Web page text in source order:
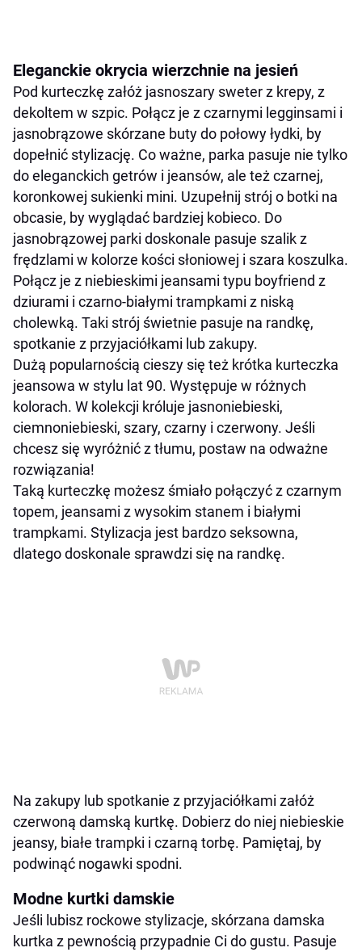
Eleganckie okrycia wierzchnie na jesień
Pod kurteczkę załóż jasnoszary sweter z krepy, z
dekoltem w szpic. Połącz je z czarnymi legginsami i
jasnobrązowe skórzane buty do połowy łydki, by
dopełnić stylizację. Co ważne, parka pasuje nie tylko
do eleganckich getrów i jeansów, ale też czarnej,
koronkowej sukienki mini. Uzupełnij strój o botki na
obcasie, by wyglądać bardziej kobieco. Do
jasnobrązowej parki doskonale pasuje szalik z
frędzlami w kolorze kości słoniowej i szara koszulka.
Połącz je z niebieskimi jeansami typu boyfriend z
dziurami i czarno-białymi trampkami z niską
cholewką. Taki strój świetnie pasuje na randkę,
spotkanie z przyjaciółkami lub zakupy.
Dużą popularnością cieszy się też krótka kurteczka
jeansowa w stylu lat 90. Występuje w różnych
kolorach. W kolekcji króluje jasnoniebieski,
ciemnoniebieski, szary, czarny i czerwony. Jeśli
chcesz się wyróżnić z tłumu, postaw na odważne
rozwiązania!
Taką kurteczkę możesz śmiało połączyć z czarnym
topem, jeansami z wysokim stanem i białymi
trampkami. Stylizacja jest bardzo seksowna,
dlatego doskonale sprawdzi się na randkę.
Na zakupy lub spotkanie z przyjaciółkami załóż
czerwoną damską kurtkę. Dobierz do niej niebieskie
jeansy, białe trampki i czarną torbę. Pamiętaj, by
podwinąć nogawki spodni.
Modne kurtki damskie
Jeśli lubisz rockowe stylizacje, skórzana damska
kurtka z pewnością przypadnie Ci do gustu. Pasuje